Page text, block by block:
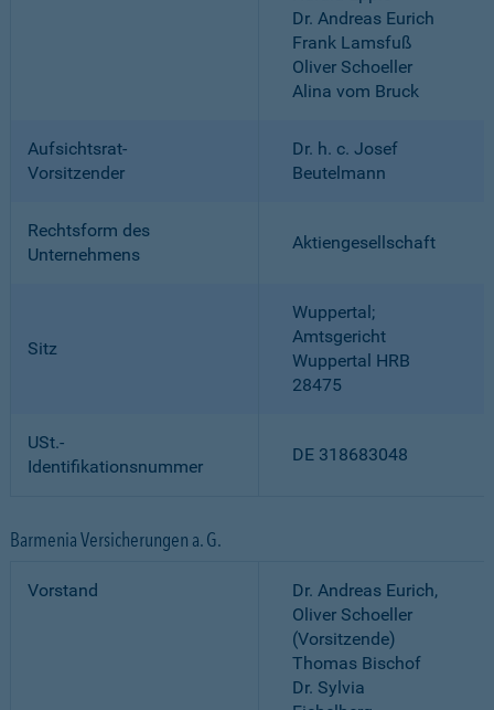
Dr. Andreas Eurich
Frank Lamsfuß
Oliver Schoeller
Alina vom Bruck
Aufsichtsrat-
Vorsitzender
Dr. h. c. Josef
Beutelmann
Rechtsform des
Unternehmens
Aktiengesellschaft
Sitz
Wuppertal;
Amtsgericht
Wuppertal HRB
28475
USt.-
Identifikationsnummer
DE 318683048
Barmenia Versicherungen a. G.
Vorstand
Dr. Andreas Eurich,
Oliver Schoeller
(Vorsitzende)
Thomas Bischof
Dr. Sylvia